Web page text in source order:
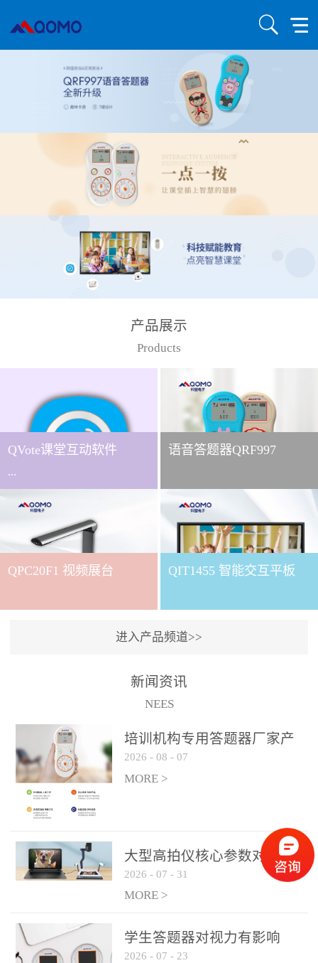
产品展示
Products
QVote课堂互动软件
...
下载QVote授课软件课堂互
动的质量直接影响教学效
果与学生参与度。作为
打造的互动授课软件，
QVote 以 “让每一堂课都充
功能与数据化教学分析，
课堂互动解决方案，重新
定义了师生互动的新模
式。极简操作，轻松融入
教学流程QVote 深谙教师
教学节奏的重要性，采用
念，教师无需复杂培训即
可快速上手。软件支持与
PPT、白板等常用教学工具
几步：打开软件、选择互
动模式、发起互动任务，
语音答题器QRF997
QPC20F1 视频展台 QIT1455 智能交互平板
进入产品频道>>
新闻资讯
NEES
培训机构专用答题器厂家产
品方案
2026 - 08 - 07
MORE >
大型高拍仪核心参数对比与
选购建议
2026 - 07 - 31
MORE >
学生答题器对视力有影响
吗？
2026 - 07 - 23